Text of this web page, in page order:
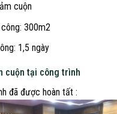
cuộn
300m2
1,5 ngày
cuộn tại công trình
đã được hoàn tất :